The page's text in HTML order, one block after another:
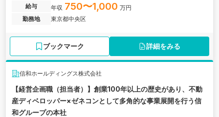
理の実務全般を担っていただきます。
給与 年収 750〜1,000 万円
勤務地
東京都中央区
ブックマーク 詳細をみる
信和ホールディングス株式会社
【経営企画職（担当者）】創業100年以上の歴史があり、不動
産ディベロッパー×ゼネコンとして多角的な事業展開を行う信
和グループの本社